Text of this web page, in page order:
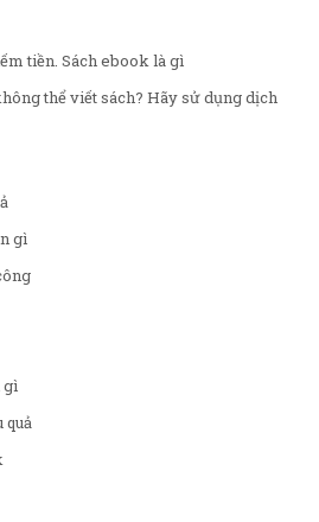
tiền. Sách ebook là gì
thể viết sách? Hãy sử dụng dịch
gì
gì
quả